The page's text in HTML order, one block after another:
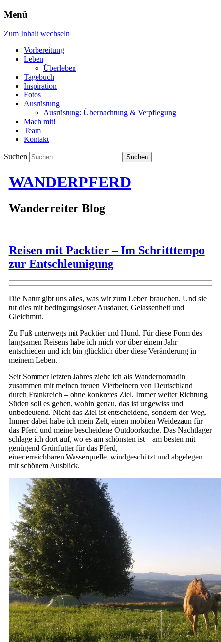
Menü
Zum Inhalt wechseln
Vorbereitung
Leben
Überleben
Tagebuch
Inspiration
Fotos
Ausrüstung
Ausrüstung: Übernachtung & Verpflegung
Mach mit!
Team
Kontakt
Suchen
WANDERPFERD
Wanderreiter Blog
Reisen mit Packtier – Im Schritttempo
zur Entschleunigung
Die Natur gibt uns alles, was wir zum Leben brauchen. Und sie
tut dies mit bedingungsloser Ausdauer, Gelassenheit und
Gleichmut.
Zu Fuß unterwegs mit Packtier und Hund. Für diese Form des
langsamen Reisens habe ich mich vor über einem Jahr
entschieden und ich bin glücklich über diese Veränderung in
meinem Leben.
Seit Sommer letzten Jahres ziehe ich als Wandernomadin
zusammen mit meinen treuen Vierbeinern von Deutschland
durch Frankreich – ohne konkretes Ziel. Immer weiter Richtung
Süden soll es gehen, wohin genau, das ist ungewiss und
unbedeutend. Nicht das Ziel ist entscheidend, sondern der Weg.
Immer dabei habe ich mein Zelt, einen mobilen Weidezaun für
das Pferd und meine bescheidene Outdoorküche. Das Nachtlager
schlage ich dort auf, wo es am schönsten ist – am besten mit
genügend Grünfutter für das Pferd,
einer erreichbaren Wasserquelle, windgeschützt und abgelegen
mit schönem Ausblick.